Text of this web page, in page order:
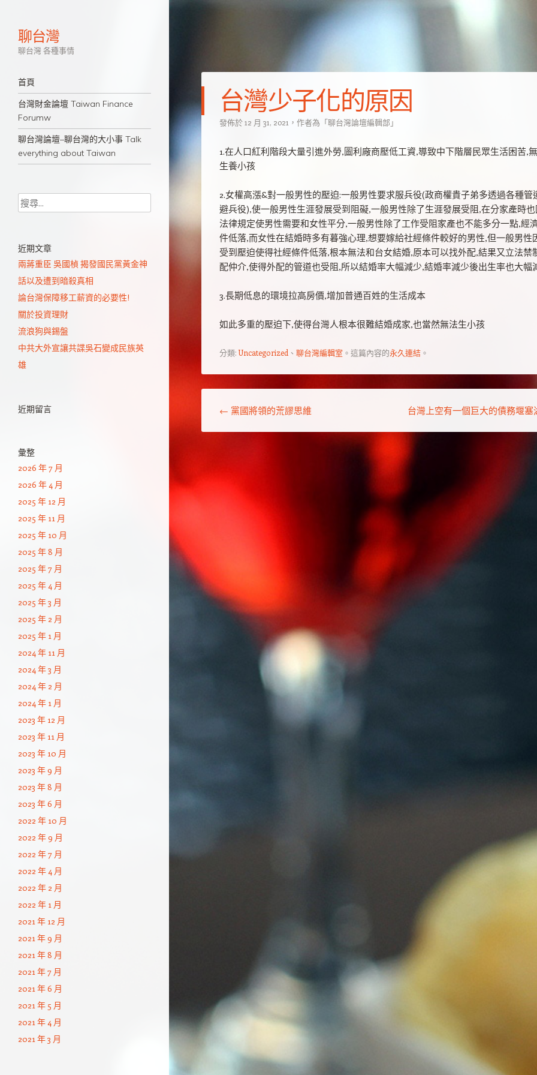
聊台灣
聊台灣 各種事情
導覽
跳至主要內容
首頁
台灣財金論壇 Taiwan Finance
Forumw
聊台灣論壇–聊台灣的大小事 Talk
everything about Taiwan
台灣少子化的原因
發佈於12 月 31, 2021 ， 作者為 「聊台灣論壇編輯部 」
1.在人口紅利階段大量引進外勞,圖利廠商壓低工資,導致中下階層民眾生活困苦,
生養小孩
2.女權高漲&對一般男性的壓迫:一般男性要求服兵役(政商權貴子弟多透過各種管
避兵役),使一般男性生涯發展受到阻礙,一般男性除了生涯發展受阻,在分家產時
法律規定使男性需要和女性平分,一般男性除了工作受阻家產也不能多分一點,經
件低落,而女性在結婚時多有暮強心理,想要嫁給社經條件較好的男性,但一般男性
受到壓迫使得社經條件低落,根本無法和台女結婚,原本可以找外配,結果又立法禁
配仲介,使得外配的管道也受阻,所以結婚率大幅減少,結婚率減少後出生率也大幅
3.長期低息的環境拉高房價,增加普通百姓的生活成本
如此多重的壓迫下,使得台灣人根本很難結婚成家,也當然無法生小孩
分類:Uncategorized 、 聊台灣編輯室 。這篇內容的永久連結 。
← 黨國將領的荒謬思維 台灣上空有一個巨大的債務堰
搜尋
近期文章
兩蔣重臣 吳國楨 揭發國民黨黃金神
話以及遭到暗殺真相
論台灣保障移工薪資的必要性!
關於投資理財
流浪狗與錫盤
中共大外宣讓共諜吳石變成民族英
雄
近期留言
彙整
2026 年 7 月
2026 年 4 月
2025 年 12 月
2025 年 11 月
2025 年 10 月
2025 年 8 月
2025 年 7 月
2025 年 4 月
2025 年 3 月
2025 年 2 月
2025 年 1 月
2024 年 11 月
2024 年 3 月
2024 年 2 月
2024 年 1 月
2023 年 12 月
2023 年 11 月
2023 年 10 月
2023 年 9 月
2023 年 8 月
2023 年 6 月
2022 年 10 月
2022 年 9 月
2022 年 7 月
2022 年 4 月
2022 年 2 月
2022 年 1 月
2021 年 12 月
2021 年 9 月
2021 年 8 月
2021 年 7 月
2021 年 6 月
2021 年 5 月
2021 年 4 月
2021 年 3 月